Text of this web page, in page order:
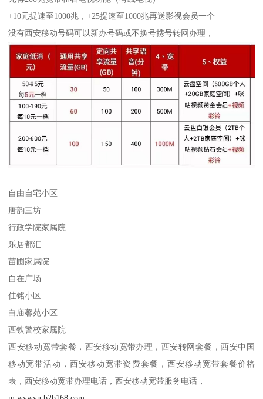
+10元提速至1000兆，+25提速至1000兆再送影视会员一个
没有西安移动号码可以新办号码或不换号携号转网办理，
自由自宅小区
唐韵三坊
行政学院家属院
乐居都汇
苗圃家属院
自在广场
佳铭小区
白庙馨苑小区
西铁警校家属院
西安移动宽带套餐，西安移动宽带办理，西安转网套餐，西安中国
移动宽带活动，西安移动宽带资费套餐，西安移动宽带套餐价格
表，西安移动宽带办理电话，西安移动宽带服务电话，